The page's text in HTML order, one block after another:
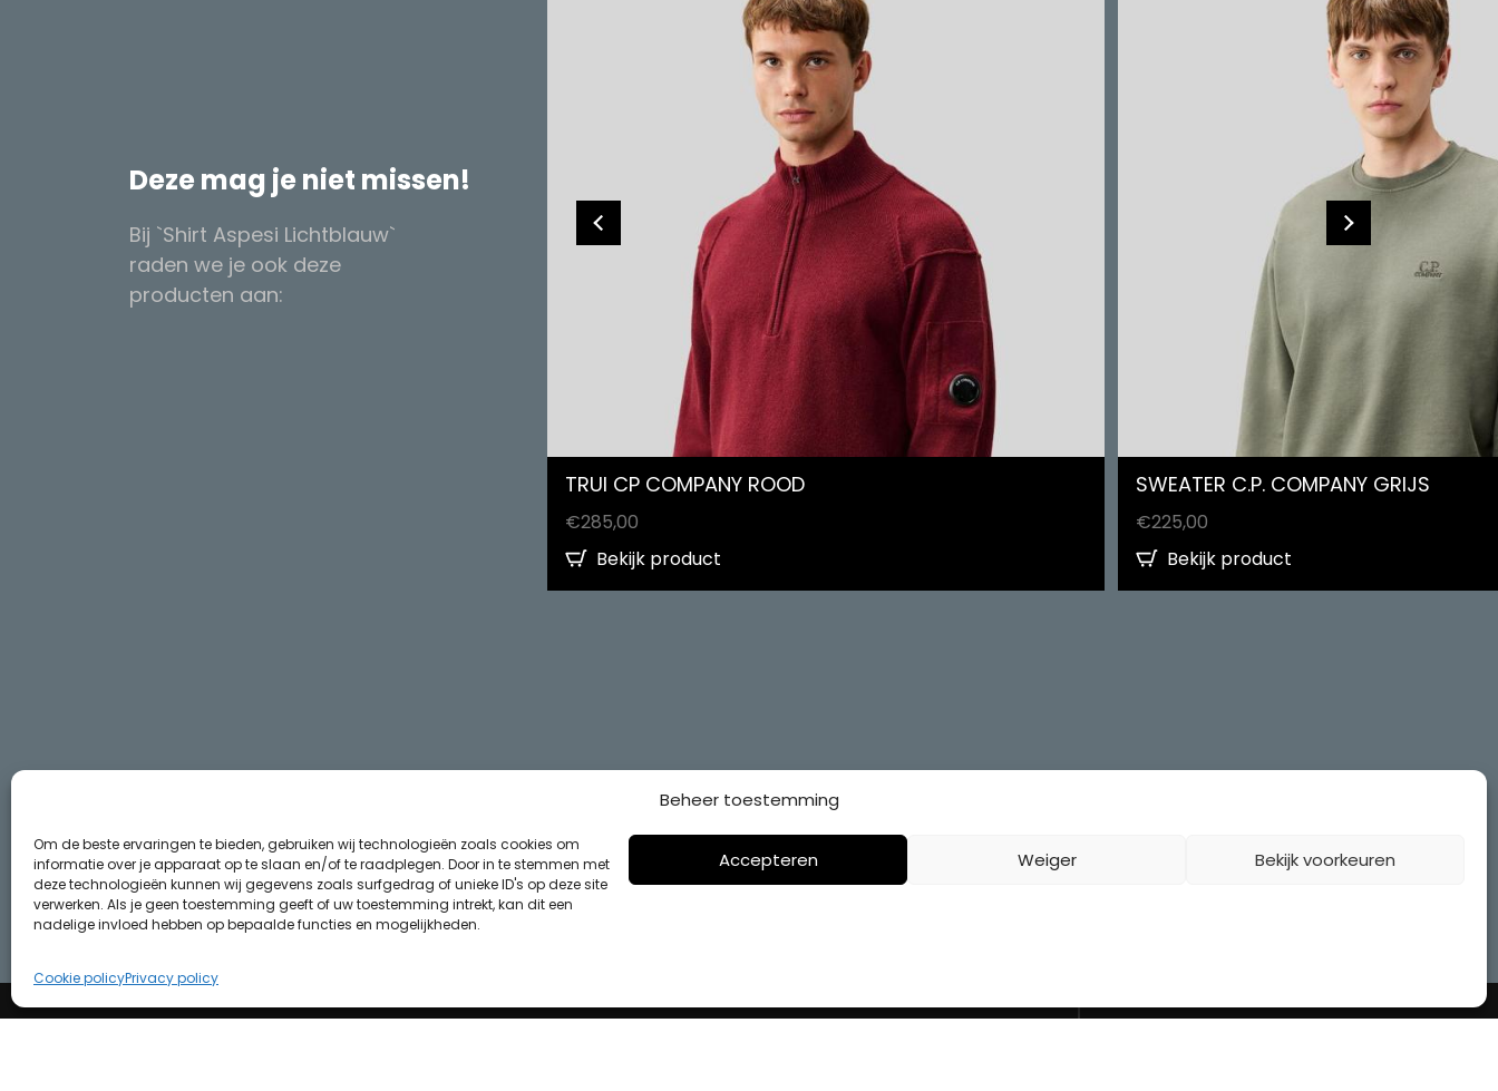
Beheer toestemming
Om de beste ervaringen te bieden, gebruiken wij technologieën zoals cookies om
informatie over je apparaat op te slaan en/of te raadplegen. Door in te stemmen met
deze technologieën kunnen wij gegevens zoals surfgedrag of unieke ID's op deze site
verwerken. Als je geen toestemming geeft of uw toestemming intrekt, kan dit een
nadelige invloed hebben op bepaalde functies en mogelijkheden.
Accepteren Weiger Bekijk voorkeuren
Cookie policyPrivacy policy
Deze mag je niet missen!
Bij `Shirt Aspesi Lichtblauw`
raden we je ook deze
producten aan:
TRUI CP COMPANY ROOD
€285,00
Bekijk product
SWEATER C.P. COMPANY GRIJS
€225,00
Bekijk product